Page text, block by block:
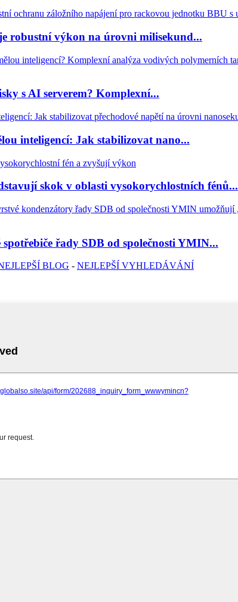
robustní výkon na úrovni milisekund...
s AI serverem? Komplexní...
inteligencí: Jak stabilizovat nano...
skok v oblasti vysokorychlostních fénů...
řady SDB od společnosti YMIN...
BLOG - NEJLEPŠÍ VYHLEDÁVÁNÍ